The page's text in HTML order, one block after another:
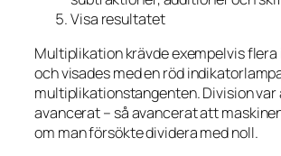
Visa resultatet
Multiplikation krävde exempelvis
och visades med en röd
multiplikationstangenten. Division var
avancerat – så avancerat att
om man försökte dividera med noll.